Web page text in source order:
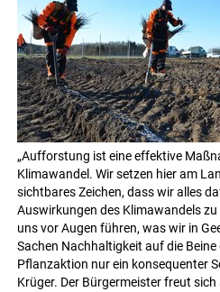
„Aufforstung ist eine effektive
Klimawandel. Wir setzen hier am
sichtbares Zeichen, dass wir alles
Auswirkungen des Klimawandels
uns vor Augen führen, was wir in
Sachen Nachhaltigkeit auf die
Pflanzaktion nur ein konsequenter
Krüger. Der Bürgermeister freut sich